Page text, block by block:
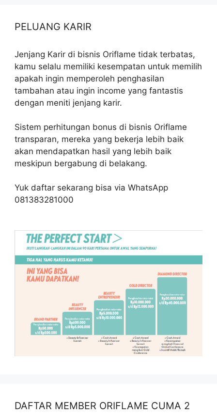
PELUANG KARIR
Jenjang Karir di bisnis Oriflame tidak terbatas,
kamu selalu memiliki kesempatan untuk memilih
apakah ingin memperoleh penghasilan
tambahan atau ingin income yang fantastis
dengan meniti jenjang karir.
Sistem perhitungan bonus di bisnis Oriflame
transparan, mereka yang bekerja lebih baik
akan mendapatkan hasil yang lebih baik
meskipun bergabung di belakang.
Yuk daftar sekarang bisa via WhatsApp
081383281000
DAFTAR MEMBER ORIFLAME CUMA 2